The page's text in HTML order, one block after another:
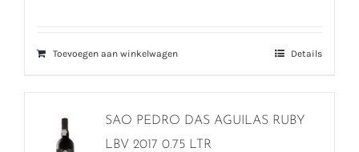
Toevoegen aan winkelwagen Details
SAO PEDRO DAS AGUILAS RUBY
LBV 2017 0.75 LTR